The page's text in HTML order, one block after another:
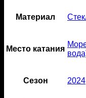
Материал
Место катания
Сезон 2024